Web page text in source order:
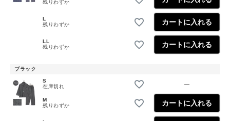
残りわずか
L
残りわずか
カートに入れる
LL
残りわずか
カートに入れる
ブラック
S
在庫切れ
—
M
残りわずか
カートに入れる